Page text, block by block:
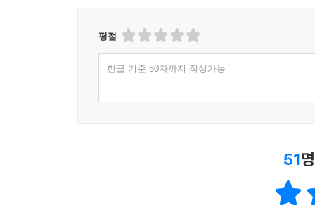
(container)’이며 그 속에 채워지는 좋은 것과 나쁜
―피할 수 없는 죽음의 무거움
죽음을 나쁜 것으로 보게 만드는 죽음의 네 가지
우리의 삶에서 적절한 태도인지 묻는다. 또한 “
상호효과를 모두 갖고 있으며 우리가 부정적 상
평점
한글 기준 50자까지 작성가능
51